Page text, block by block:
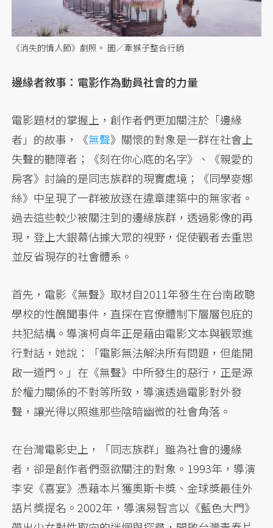
《消失的情人節》劇照。 圖／牽猴子整合行銷
邊緣者敘事：電影作為動員社會的力量
電影題材的掌握上，創作者們更加關注於「邊緣
者」的故事，《無聲》關懷的對象是一群在社會上
失聲的聽障者；《刻在你心底的名字》、《親愛的
房客》討論的是同志族群的現實處境；《同學麥娜
絲》中呈現了一群被放逐在違章建築中的無家者。
過去這些較少被關注到的邊緣族群，透過影像的再
現，登上大銀幕佔據大眾的視野，促使觀者去重思
並反省現存的社會體系。
首先，電影《無聲》取材自2011年發生在台南啟聰
學校的性醜聞事件，直探在官僚體制下層層包庇的
共犯結構。導演柯貞年正是藉由電影文本與觀眾進
行對話，她說：「電影無法解決所有問題，但能開
啟一道門。」在《無聲》中所發生的惡行，正是源
於權力關係的不對等所致，導演透過電影對外發
聲，讓光得以照進那些陰暗幽微的社會角落。
在台灣電影史上，「同志族群」雖為社會的邊緣
者，卻是創作者們亟欲關注的對象。1993年，導演
李安《喜宴》憑藉本片獲奧斯卡獎、金球獎最佳外
語片獎提名。2002年，導演易智言以《藍色大門》